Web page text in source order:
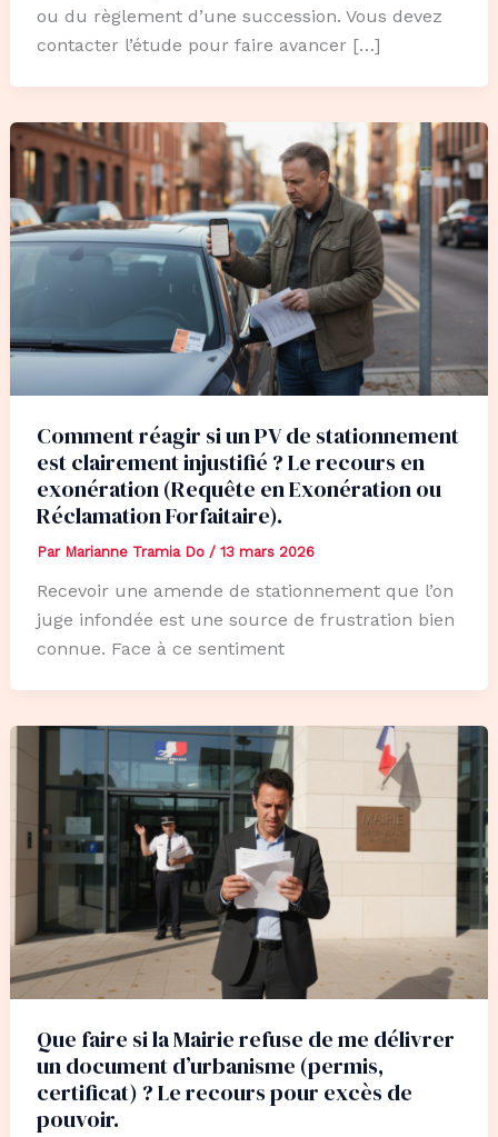
ou du règlement d’une succession. Vous devez
contacter l’étude pour faire avancer […]
Comment réagir si un PV de stationnement
est clairement injustifié ? Le recours en
exonération (Requête en Exonération ou
Réclamation Forfaitaire).
Par Marianne Tramia Do / 13 mars 2026
Recevoir une amende de stationnement que l’on
juge infondée est une source de frustration bien
connue. Face à ce sentiment
Que faire si la Mairie refuse de me délivrer
un document d’urbanisme (permis,
certificat) ? Le recours pour excès de
pouvoir.